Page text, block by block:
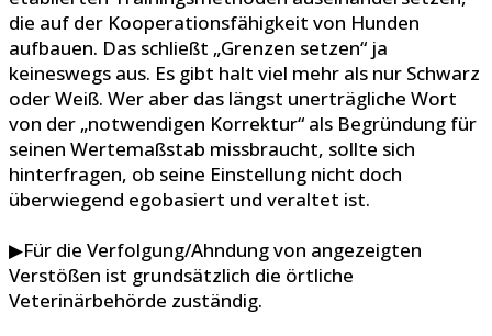
die auf der Kooperationsfähigkeit von Hunden
aufbauen. Das schließt „Grenzen setzen“ ja
keineswegs aus. Es gibt halt viel mehr als nur Schwarz
oder Weiß. Wer aber das längst unerträgliche Wort
von der „notwendigen Korrektur“ als Begründung für
seinen Wertemaßstab missbraucht, sollte sich
hinterfragen, ob seine Einstellung nicht doch
überwiegend egobasiert und veraltet ist.
▶Für die Verfolgung/Ahndung von angezeigten
Verstößen ist grundsätzlich die örtliche
Veterinärbehörde zuständig.